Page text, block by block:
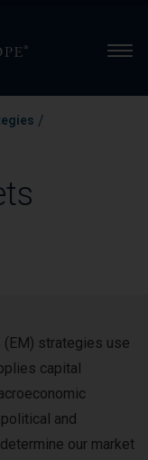
/
(EM) strategies use
capital
and
our market